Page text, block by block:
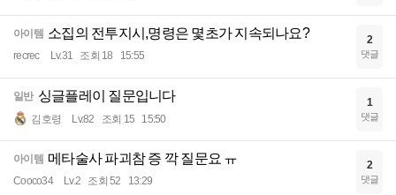
아이템 소집의 전투지시,명령은 몇초가 지속되나요?
recrec Lv.31 조회 18 15:55
2
댓글
일반 싱글플레이 질문입니다
김호령 Lv.82 조회 15 15:50
1
댓글
아이템 메타술사 파괴참 증 깍 질문요 ㅠ
Cooco34 Lv.2 조회 52 13:29
2
댓글